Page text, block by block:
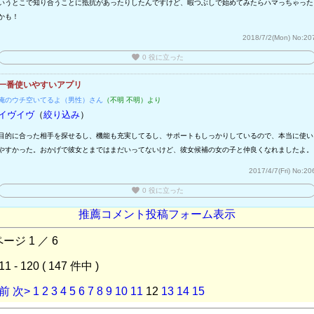
うとこで知り合うことに抵抗があったりしたんですけど、暇つぶしで始めてみたらハマっちゃった
も！
2018/7/2(Mon)
favorite 0 役に立った
番使いやすいアプリ
のウチ空いてるよ（男性）さん （不明 不明）より
ヴイヴ（絞り込み）
的に合った相手を探せるし、機能も充実してるし、サポートもしっかりしているので、本当に使い
すかった。おかげで彼女とまではまだいってないけど、彼女候補の女の子と仲良くなれましたよ。
2017/4/7(Fri)
favorite 0 役に立った
推薦コメント投稿フォーム表示
ージ 1 ／ 6
- 120 ( 147 件中 )
次> 1 2 3 4 5 6 7 8 9 10 11 12 13 14 15